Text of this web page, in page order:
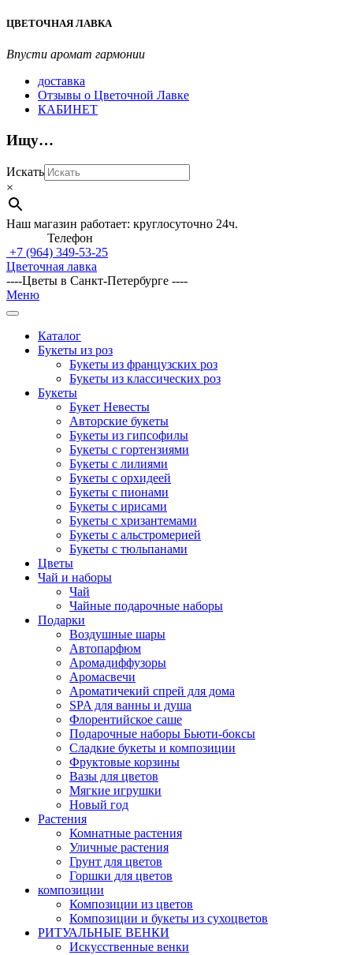
Перейти
содержимому
ЦВЕТОЧНАЯ ЛАВКА
Впусти аромат гармонии
доставка
Отзывы о Цветочной Лавке
КАБИНЕТ
Ищу…
Искать
×
Наш магазин работает: круглосуточно 24ч.
Телефон
+7 (964) 349-53-25
Цветочная лавка
----Цветы в Санкт-Петербурге ----
Главное
навигационное
Меню
Каталог
Букеты из роз
Букеты из французских роз
Букеты из классических роз
Букеты
Букет Невесты
Авторские букеты
Букеты из гипсофилы
Букеты с гортензиями
Букеты с лилиями
Букеты с орхидеей
Букеты с пионами
Букеты с ирисами
Букеты с хризантемами
Букеты с альстромерией
Букеты с тюльпанами
Цветы
Чай и наборы
Чай
Чайные подарочные наборы
Подарки
Воздушные шары
Автопарфюм
Аромадиффузоры
Аромасвечи
Ароматичекий спрей для дома
SPA для ванны и душа
Флорентийское саше
Подарочные наборы Бьюти-боксы
Сладкие букеты и композиции
Фруктовые корзины
Вазы для цветов
Мягкие игрушки
Новый год
Растения
Комнатные растения
Уличные растения
Грунт для цветов
Горшки для цветов
композиции
Композиции из цветов
Композиции и букеты из сухоцветов
РИТУАЛЬНЫЕ ВЕНКИ
Искусственные венки